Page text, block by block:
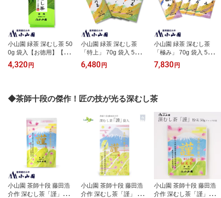
小山園 緑茶 深むし茶 50
0g 袋入【お徳用】【の
し紙対応不可】
4,320円
小山園 緑茶 深むし茶
「特上」 70g 袋入 5＋1
セット 【通信販売限定】
【実店舗販売なし】
6,480円
小山園 緑茶 深むし茶
「極み」 70g 袋入 5＋1
セット 【通信販売限定】
【実店舗販売なし】
7,830円
◆茶師十段の傑作！匠の技が光る深むし茶
小山園 茶師十段 藤田浩
介作 深むし茶「謹」ティ
小山園 茶師十段 藤田浩
介作 深むし茶「謹」 70g
小山園 茶師十段 藤田浩
介作 深むし茶「謹」粉末